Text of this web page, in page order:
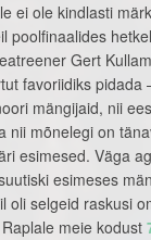
ei ole kindlasti
poolfinaalides
Gert
favoriidiks pidada
mängijaid, nii
nii mõnelegi on
esimesed. Väga
esimeses
oli selgeid raskusi
meie kodust